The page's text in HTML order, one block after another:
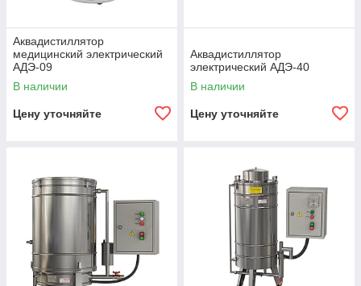
Аквадистиллятор
медицинский электрический
АДЭ-09
В наличии
Цену уточняйте
Аквадистиллятор
электрический АДЭ-40
В наличии
Цену уточняйте